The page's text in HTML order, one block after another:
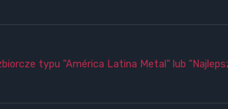
typu "América Latina Metal" lub